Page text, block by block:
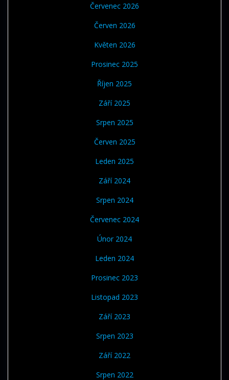
Červenec 2026
Červen 2026
Květen 2026
Prosinec 2025
Říjen 2025
Září 2025
Srpen 2025
Červen 2025
Leden 2025
Září 2024
Srpen 2024
Červenec 2024
Únor 2024
Leden 2024
Prosinec 2023
Listopad 2023
Září 2023
Srpen 2023
Září 2022
Srpen 2022